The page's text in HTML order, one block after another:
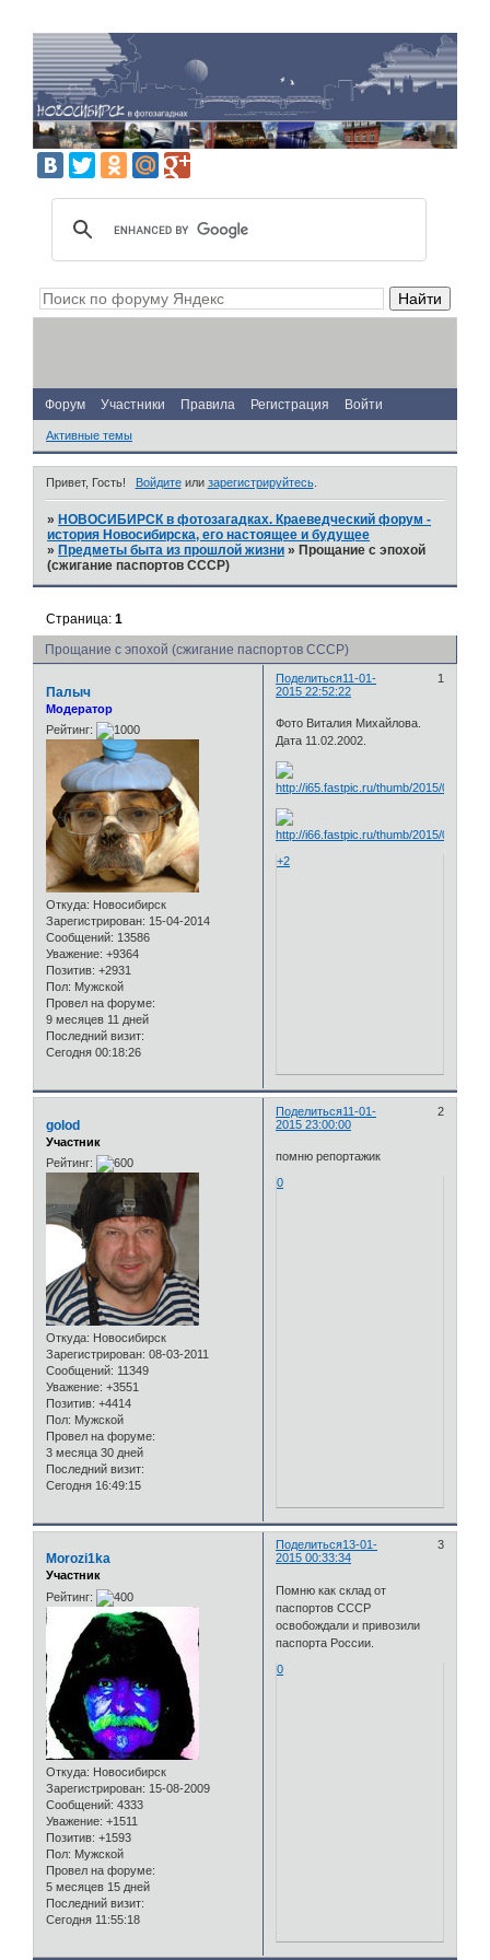
Форум Участники Правила Регистрация Войти
Активные темы
Привет, Гость! Войдитеили зарегистрируйтесь.
» НОВОСИБИРСК в фотозагадках. Краеведческий форум -
история Новосибирска, его настоящее и будущее
» Предметы быта из прошлой жизни » Прощание с эпохой
(сжигание паспортов СССР)
Прощание с эпохой (сжигание паспортов СССР)
Страница:1
Поделиться 1
11-01-
2015 22:52:22
Палыч
Модератор
Рейтинг:
Откуда: Новосибирск
Зарегистрирован: 15-04-2014
Сообщений: 13586
Уважение: +9364
Позитив: +2931
Пол: Мужской
Провел на форуме:
9 месяцев 11 дней
Последний визит:
Сегодня 00:18:26
Фото Виталия Михайлова.
Дата 11.02.2002.
+2
Поделиться 2
11-01-
2015 23:00:00
golod
Участник
Рейтинг:
Откуда: Новосибирск
Зарегистрирован: 08-03-2011
Сообщений: 11349
Уважение: +3551
Позитив: +4414
Пол: Мужской
Провел на форуме:
3 месяца 30 дней
Последний визит:
Сегодня 16:49:15
помню репортажик
0
Поделиться 3
13-01-
2015 00:33:34
Morozi1ka
Участник
Рейтинг:
Откуда: Новосибирск
Зарегистрирован: 15-08-2009
Сообщений: 4333
Уважение: +1511
Позитив: +1593
Пол: Мужской
Провел на форуме:
5 месяцев 15 дней
Последний визит:
Сегодня 11:55:18
Помню как склад от
паспортов СССР
освобождали и привозили
паспорта России.
0